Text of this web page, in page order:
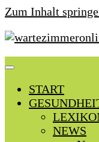
Zum Inhalt
START
NEWS